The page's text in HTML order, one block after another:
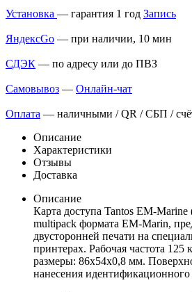
Установка — гарантия 1 год Запись
ЯндексGo — при наличии, 10 мин
СДЭК — по адресу или до ПВЗ
Самовывоз — Онлайн-чат
Оплата — наличными / QR / СБП /
Описание
Характеристики
Отзывы
Доставка
Описание
Карта доступа Tantos EM-Marine
multipack формата EM-Marin,
двусторонней печати на
принтерах. Рабочая частота 125
размеры: 86x54x0,8 мм.
нанесения идентификационного